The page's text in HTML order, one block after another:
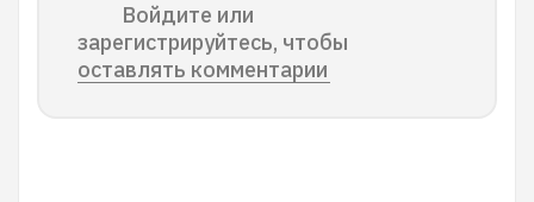
Войдите или
зарегистрируйтесь, чтобы
оставлять комментарии